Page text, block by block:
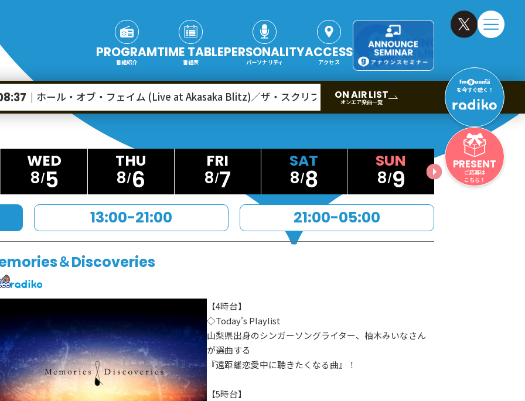
ON AIR LIST
オンエア楽曲一覧
ホール・オブ・フェイム (Live at Akasaka Blitz)／ザ・スクリプト
PROGRAM
番組紹介
TIME TABLE
番組表
PERSONALITY
パーソナリティ
ACCESS
アクセス
を今すぐ聴く！
PRESENT
ご応募は
こちら！
8 5 8 6 8 7 8 8 8 9
13:00-21:00 21:00-05:00
＆Discoveries
【4時台】
◇Today's Playlist
山梨県出身のシンガーソングライター、柚木みいなさん
が選曲する
『遠距離恋愛中に聴きたくなる曲』！
【5時台】